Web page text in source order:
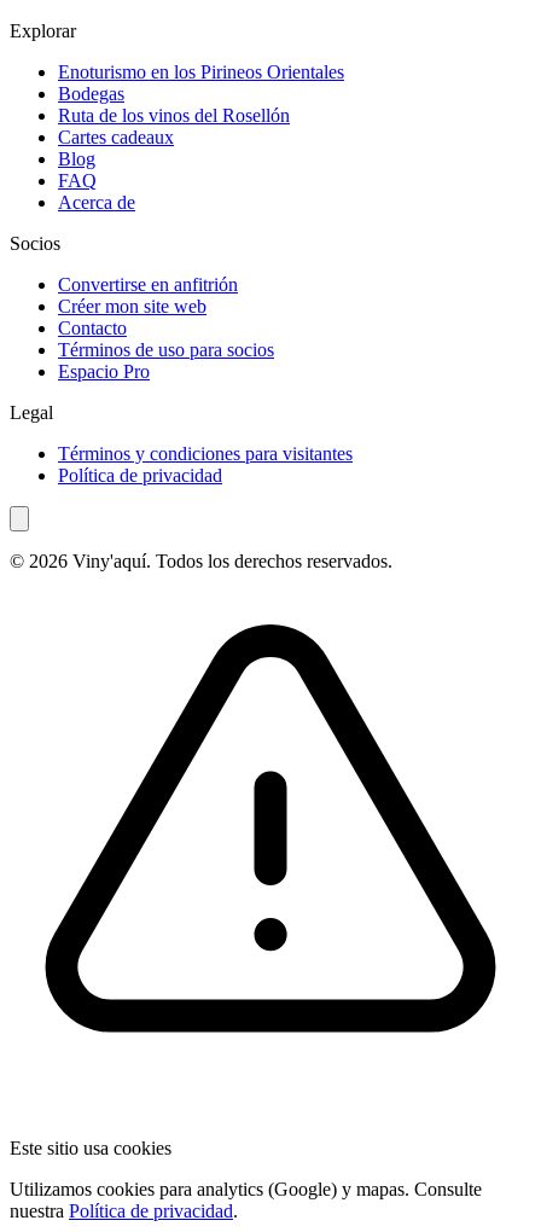
Explorar
Enoturismo en los Pirineos Orientales
Bodegas
Ruta de los vinos del Rosellón
Cartes cadeaux
Blog
FAQ
Acerca de
Socios
Convertirse en anfitrión
Créer mon site web
Contacto
Términos de uso para socios
Espacio Pro
Legal
Términos y condiciones para visitantes
Política de privacidad
© 2026 Viny'aquí. Todos los derechos reservados.
Este sitio usa cookies
Utilizamos cookies para analytics (Google) y mapas. Consulte
nuestra Política de privacidad.